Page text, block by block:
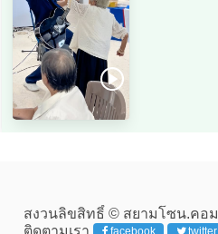
สงวนลิขสิทธิ์ © สยามโซน.คอม
ติดตามเรา
facebook twitter